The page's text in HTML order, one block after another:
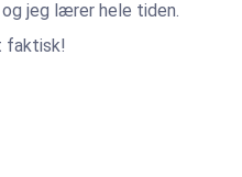
jeg lærer hele tiden.
faktisk!